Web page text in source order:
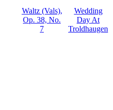
Waltz (Vals),
Op. 38, No.
7
Wedding
Day At
Troldhaugen